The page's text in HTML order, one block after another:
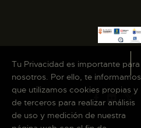
Tu Privacidad es importante para
nosotros. Por ello, te informamos
que utilizamos cookies propias y
de terceros para realizar análisis
de uso y medición de nuestra